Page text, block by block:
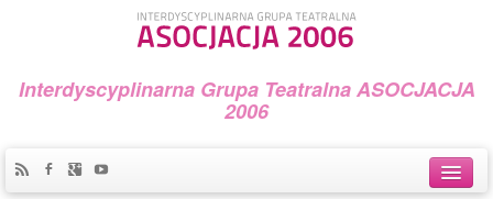
Interdyscyplinarna Grupa Teatralna ASOCJACJA
2006